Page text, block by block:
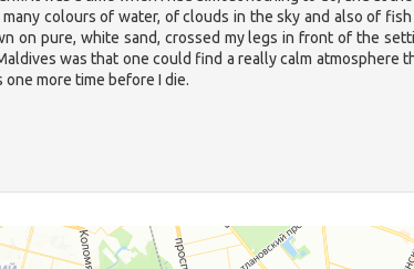
colours of water, of clouds in the sky and also of
on pure, white sand, crossed my legs in front of the
was that one could find a really calm atmosphere
more time before I die.